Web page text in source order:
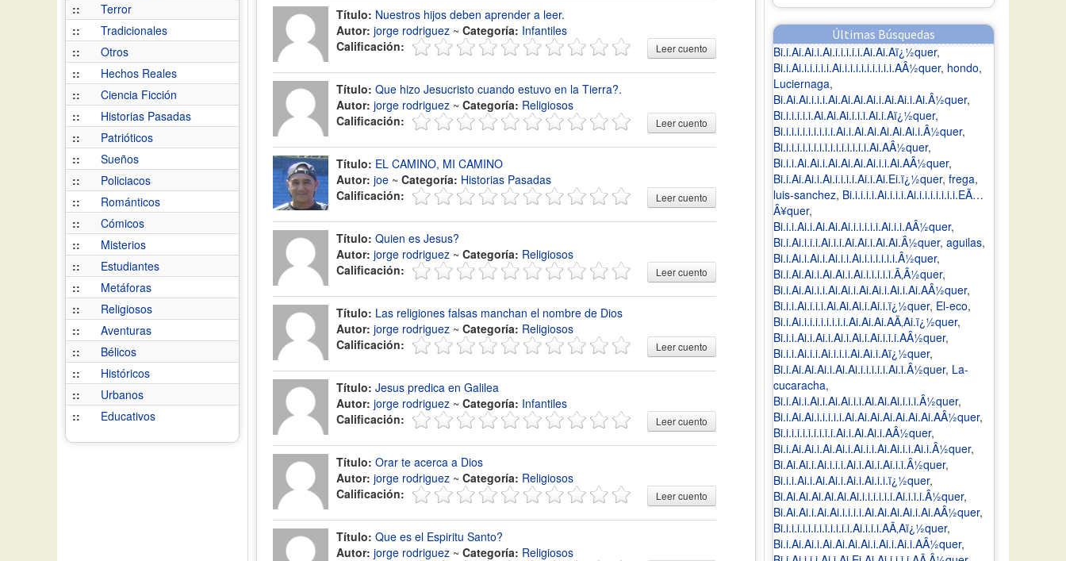
::
Terror
::
Tradicionales
::
Otros
::
Hechos Reales
::
Ciencia Ficción
::
Historias Pasadas
::
Patrióticos
::
Sueños
::
Policiacos
::
Románticos
::
Cómicos
::
Misterios
::
Estudiantes
::
Metáforas
::
Religiosos
::
Aventuras
::
Bélicos
::
Históricos
::
Urbanos
::
Educativos
Título: Nuestros hijos deben aprender a leer.
Autor: jorge rodriguez ~ Categoría: Infantiles
Calificación:
Leer cuento
Título: Que hizo Jesucristo cuando estuvo en la Tierra?.
Autor: jorge rodriguez ~ Categoría: Religiosos
Calificación:
Leer cuento
Título: EL CAMINO, MI CAMINO
Autor: joe ~ Categoría: Historias Pasadas
Calificación:
Leer cuento
Título: Quien es Jesus?
Autor: jorge rodriguez ~ Categoría: Religiosos
Calificación:
Leer cuento
Título: Las religiones falsas manchan el nombre de Dios
Autor: jorge rodriguez ~ Categoría: Religiosos
Calificación:
Leer cuento
Título: Jesus predica en Galilea
Autor: jorge rodriguez ~ Categoría: Infantiles
Calificación:
Leer cuento
Título: Orar te acerca a Dios
Autor: jorge rodriguez ~ Categoría: Religiosos
Calificación:
Leer cuento
Título: Que es el Espiritu Santo?
Autor: jorge rodriguez ~ Categoría: Religiosos
Últimas Búsquedas
Bi.i.Ai.Ai.i.Ai.i.i.i.i.i.Ai.Ai.Aï¿½quer,
Bi.i.Ai.i.i.i.i.i.Ai.i.i.i.i.i.i.i.i.i.AÂ½quer, hondo,
Luciernaga,
Bi.Ai.Ai.i.i.i.Ai.Ai.Ai.Ai.i.Ai.Ai.i.Ai.Â½quer,
Bi.i.i.i.i.i.Ai.Ai.Ai.i.i.i.Ai.i.Aï¿½quer,
Bi.i.i.i.i.i.i.i.i.i.Ai.i.Ai.Ai.Ai.Ai.Ai.i.Â½quer,
Bi.i.i.i.i.i.i.i.i.i.i.i.i.i.i.i.Ai.AÂ½quer,
Bi.i.i.Ai.Ai.i.Ai.Ai.Ai.Ai.i.i.Ai.AÂ½quer,
Bi.i.Ai.Ai.i.Ai.i.i.i.i.Ai.i.Ai.Ei.ï¿½quer, frega,
luis-sanchez, Bi.i.i.i.i.Ai.i.i.i.Ai.i.i.i.i.i.i.i.EÃ…
Â¥quer,
Bi.i.i.Ai.i.Ai.Ai.Ai.i.i.i.i.i.Ai.i.i.AÂ½quer,
Bi.i.Ai.i.i.i.Ai.i.i.Ai.Ai.i.Ai.Ai.Â½quer, aguilas,
Bi.i.Ai.i.Ai.i.Ai.i.i.Ai.i.i.i.i.i.i.Â½quer,
Bi.i.Ai.Ai.i.Ai.Ai.i.Ai.i.i.i.i.i.Ã‚Â½quer,
Bi.i.Ai.Ai.i.i.Ai.Ai.i.Ai.Ai.i.Ai.i.Ai.AÂ½quer,
Bi.i.i.Ai.i.i.i.Ai.Ai.Ai.i.Ai.i.ï¿½quer, El-eco,
Bi.i.Ai.i.i.i.i.i.i.i.i.Ai.Ai.Ai.AÃ‚Ai.ï¿½quer,
Bi.i.i.Ai.i.Ai.i.Ai.i.Ai.i.Ai.i.i.i.AÂ½quer,
Bi.i.i.Ai.i.i.Ai.i.i.i.Ai.Ai.i.Aï¿½quer,
Bi.i.Ai.Ai.Ai.i.Ai.Ai.i.i.i.i.i.Ai.i.Â½quer, La-
cucaracha,
Bi.i.Ai.i.Ai.i.Ai.Ai.i.i.Ai.Ai.Ai.i.i.i.Â½quer,
Bi.i.Ai.Ai.i.i.i.i.i.Ai.Ai.Ai.Ai.Ai.Ai.Ai.AÂ½quer,
Bi.i.i.i.i.i.i.i.i.i.Ai.i.Ai.Ai.i.AÂ½quer,
Bi.i.Ai.Ai.i.Ai.Ai.i.Ai.i.i.Ai.Ai.i.i.Ai.i.Â½quer,
Bi.Ai.Ai.i.Ai.i.i.i.Ai.i.Ai.i.Ai.i.i.Â½quer,
Bi.i.i.Ai.i.Ai.Ai.i.Ai.i.Ai.i.i.ï¿½quer,
Bi.Ai.Ai.Ai.Ai.Ai.Ai.i.i.i.i.i.i.Ai.i.i.i.Â½quer,
Bi.Ai.Ai.i.Ai.Ai.i.i.i.i.Ai.Ai.Ai.Ai.i.Ai.AÂ½quer,
Bi.i.i.i.i.i.i.i.i.i.i.i.i.Ai.i.i.i.AÃ‚Aï¿½quer,
Bi.i.Ai.Ai.i.Ai.Ai.Ai.Ai.i.Ai.i.Ai.i.AÂ½quer,